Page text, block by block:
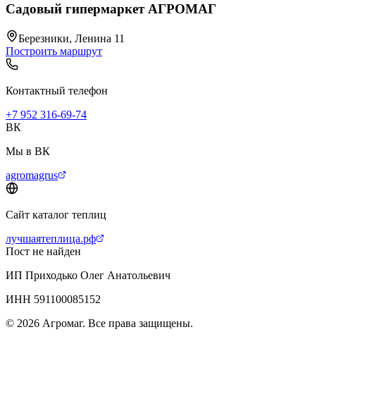
Садовый гипермаркет АГРОМАГ
Березники, Ленина 11
Построить маршрут
Контактный телефон
+7 952 316-69-74
ВК
Мы в ВК
agromagrus
Сайт каталог теплиц
лучшаятеплица.рф
Пост не найден
ИП Приходько Олег Анатольевич
ИНН 591100085152
© 2026 Агромаг. Все права защищены.